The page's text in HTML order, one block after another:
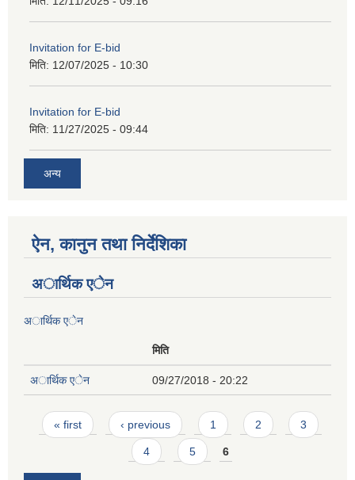
Invitation for E-bid
मिति: 12/07/2025 - 10:30
Invitation for E-bid
मिति: 11/27/2025 - 09:44
अन्य
ऐन, कानुन तथा निर्देशिका
अार्थिक एेन
अार्थिक एेन
मिति
अार्थिक एेन 09/27/2018 - 20:22
Pages
« first ‹ previous 1 2 3
4 5 6